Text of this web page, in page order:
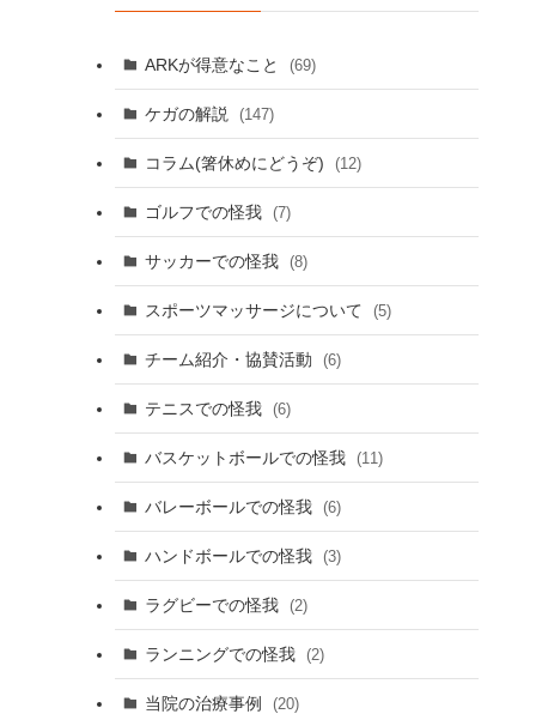
ARKが得意なこと (69)
ケガの解説 (147)
コラム(箸休めにどうぞ) (12)
ゴルフでの怪我 (7)
サッカーでの怪我 (8)
スポーツマッサージについて (5)
チーム紹介・協賛活動 (6)
テニスでの怪我 (6)
バスケットボールでの怪我 (11)
バレーボールでの怪我 (6)
ハンドボールでの怪我 (3)
ラグビーでの怪我 (2)
ランニングでの怪我 (2)
当院の治療事例 (20)